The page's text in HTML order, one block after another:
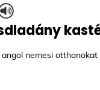
nemesi